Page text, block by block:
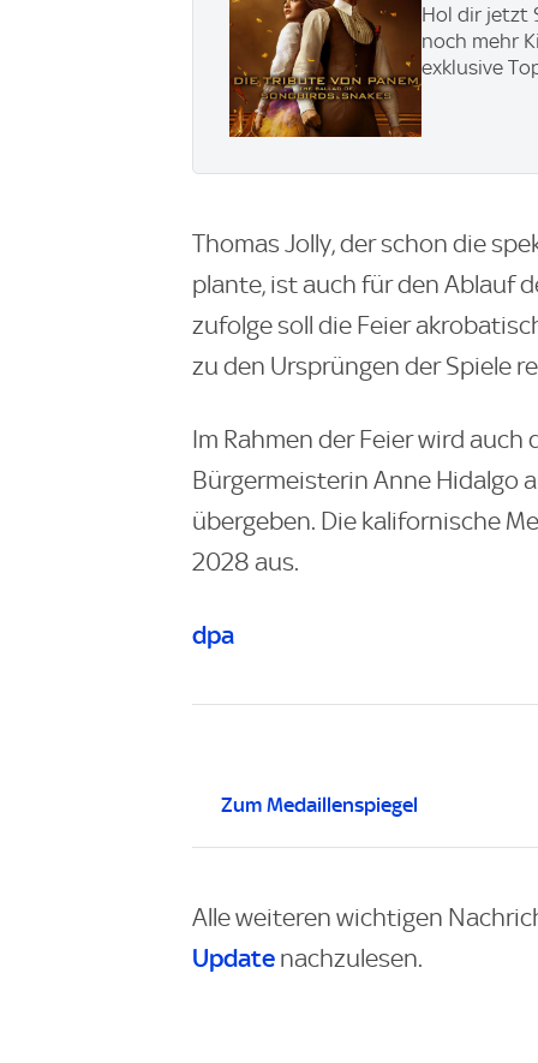
Hol dir jetzt
noch mehr
exklusive
Thomas Jolly, der schon die
plante, ist auch für den Ablauf
zufolge soll die Feier
zu den Ursprüngen der Spiele
Im Rahmen der Feier wird
Bürgermeisterin Anne Hidalgo
übergeben. Die kalifornische
2028 aus.
dpa
Zum Medaillenspiegel
Alle weiteren wichtigen
Update nachzulesen.